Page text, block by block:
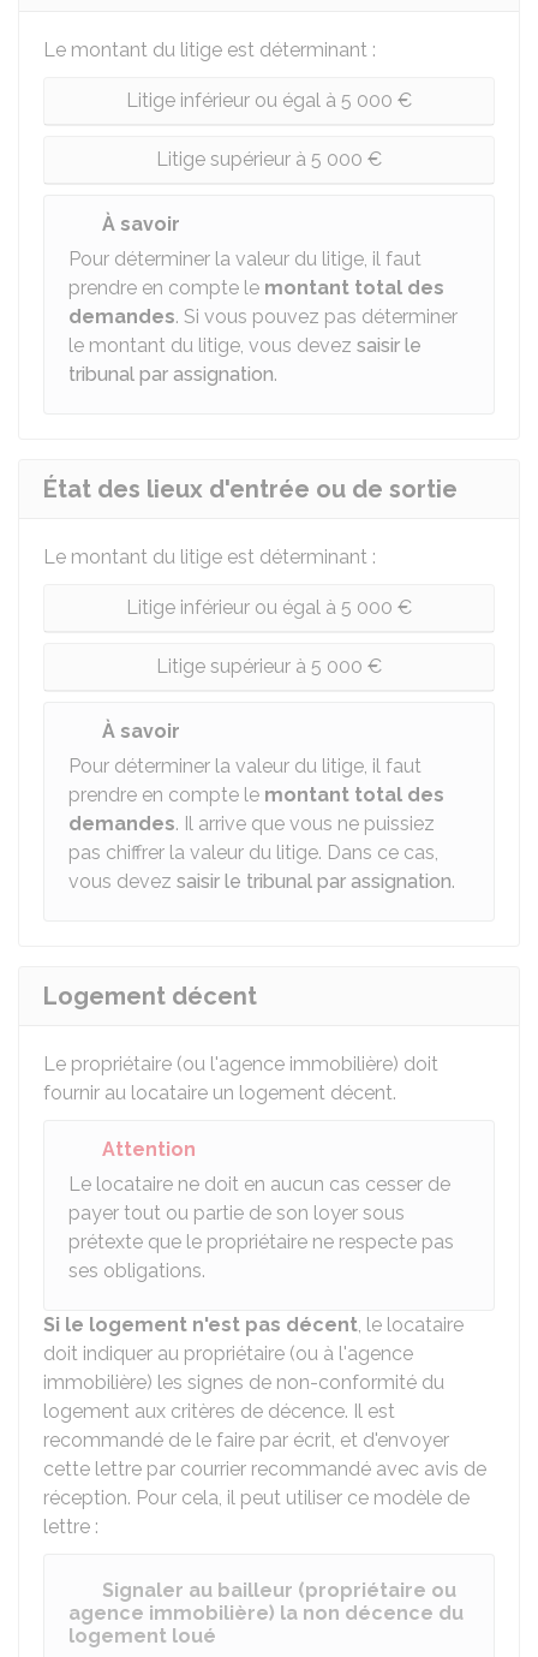
Le montant du litige est déterminant :
Litige inférieur ou égal à 5 000 €
Litige supérieur à 5 000 €
À savoir
Pour déterminer la valeur du litige, il faut
prendre en compte le montant total des
demandes. Si vous pouvez pas déterminer
le montant du litige, vous devez saisir le
tribunal par assignation.
État des lieux d'entrée ou de sortie
Le montant du litige est déterminant :
Litige inférieur ou égal à 5 000 €
Litige supérieur à 5 000 €
À savoir
Pour déterminer la valeur du litige, il faut
prendre en compte le montant total des
demandes. Il arrive que vous ne puissiez
pas chiffrer la valeur du litige. Dans ce cas,
vous devez saisir le tribunal par assignation.
Logement décent
Le propriétaire (ou l'agence immobilière) doit
fournir au locataire un logement décent.
Attention
Le locataire ne doit en aucun cas cesser de
payer tout ou partie de son loyer sous
prétexte que le propriétaire ne respecte pas
ses obligations.
Si le logement n'est pas décent, le locataire
doit indiquer au propriétaire (ou à l'agence
immobilière) les signes de non-conformité du
logement aux critères de décence. Il est
recommandé de le faire par écrit, et d'envoyer
cette lettre par courrier recommandé avec avis de
réception. Pour cela, il peut utiliser ce modèle de
lettre :
Signaler au bailleur (propriétaire ou
agence immobilière) la non décence du
logement loué